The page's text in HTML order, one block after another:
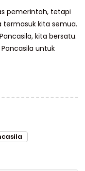
pemerintah, tetapi
termasuk kita semua.
kita bersatu.
untuk